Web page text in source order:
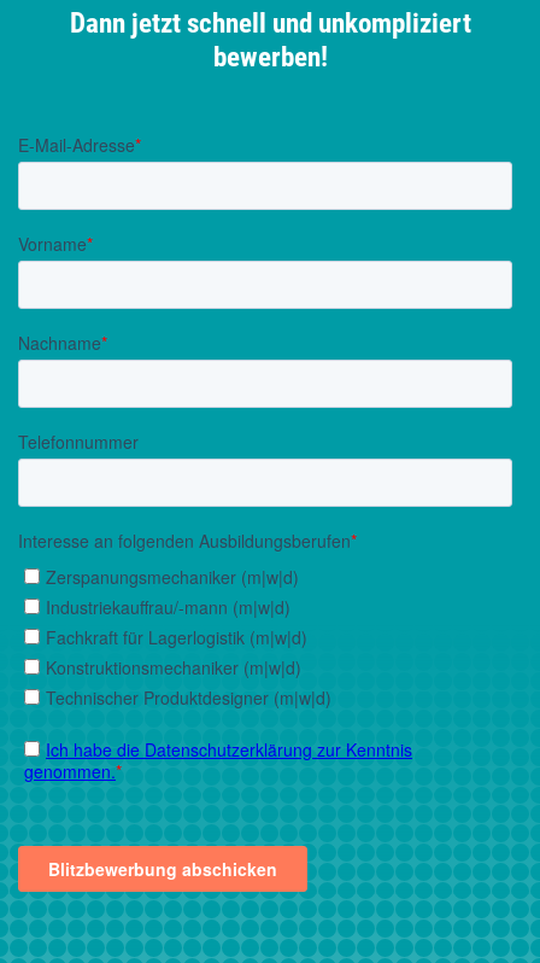
Dann jetzt schnell und unkompliziert
bewerben!